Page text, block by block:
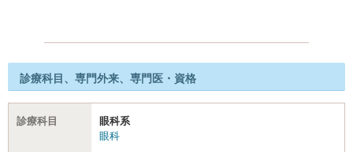
診療科目、専門外来、専門医・資格
診療科目
眼科系
眼科